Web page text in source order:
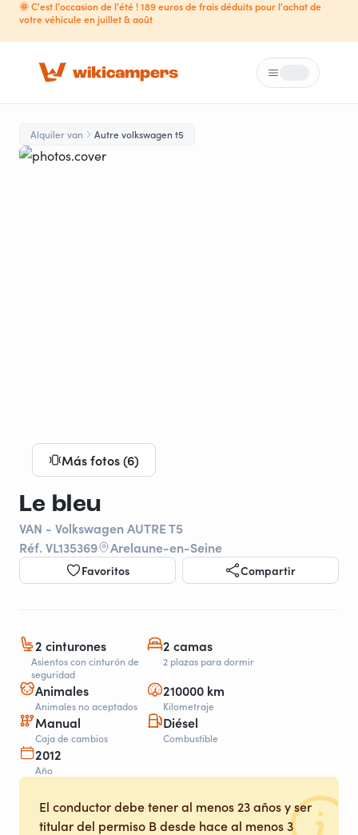
🌞 C'est l'occasion de l'été ! 189 euros de frais déduits pour l'achat de
votre véhicule en juillet & août
Loading...
Alquiler van Autre volkswagen t5
Más fotos (6)
Le bleu
VAN - Volkswagen AUTRE T5
Réf. VL135369
Arelaune-en-Seine
Favoritos Compartir
2 cinturones
Asientos con cinturón de
seguridad
2 camas
2 plazas para dormir
Animales
Animales no aceptados
210000 km
Kilometraje
Manual
Caja de cambios
Diésel
Combustible
2012
Año
El conductor debe tener al menos 23 años y ser
titular del permiso B desde hace al menos 3